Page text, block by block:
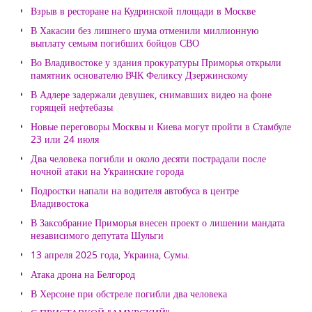
Взрыв в ресторане на Кудринской площади в Москве
В Хакасии без лишнего шума отменили миллионную
выплату семьям погибших бойцов СВО
Во Владивостоке у здания прокуратуры Приморья открыли
памятник основателю ВЧК Феликсу Дзержинскому
В Адлере задержали девушек, снимавших видео на фоне
горящей нефтебазы
Новые переговоры Москвы и Киева могут пройти в Стамбуле
23 или 24 июля
Два человека погибли и около десяти пострадали после
ночной атаки на Украинские города
Подростки напали на водителя автобуса в центре
Владивостока
В Заксобрание Приморья внесен проект о лишении мандата
независимого депутата Шульги
13 апреля 2025 года, Украина, Сумы.
Атака дрона на Белгород
В Херсоне при обстреле погибли два человека